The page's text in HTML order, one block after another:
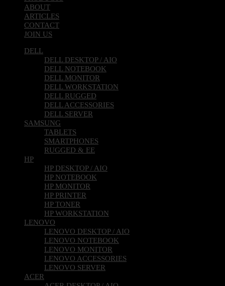
ABOUT
ARTICLES
CONTACT
JOIN US
DELL
DELL DESKTOP / AIO
DELL NOTEBOOK
DELL MONITOR
DELL WORKSTATION
DELL RUGGED
DELL ACCESSORIES
DELL SERVER
SAMSUNG
TABLETS
SMARTPHONES
RUGGED & EE
HP
HP DESKTOP / AIO
HP NOTEBOOK
HP MONITOR
HP PRINTER
HP TONER
HP WORKSTATION
LENOVO
LENOVO DESKTOP / AIO
LENOVO NOTEBOOK
LENOVO MONITOR
LENOVO ACCESSORIES
LENOVO SERVER
ACER